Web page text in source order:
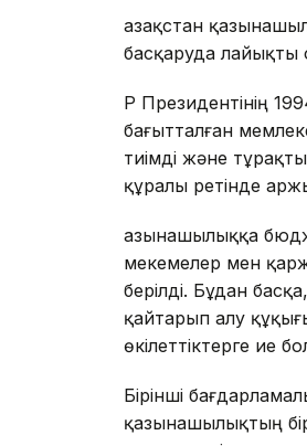
Қазақстан
басқаруда
ҚР Президентінің
бағытталған
тиімді және
құралы ретінде
Қазынашылыққа
мекемелер мен
берілді. Бұдан
қайтарып алу
өкілеттіктерге ие
Бірінші
қазынашылықтың